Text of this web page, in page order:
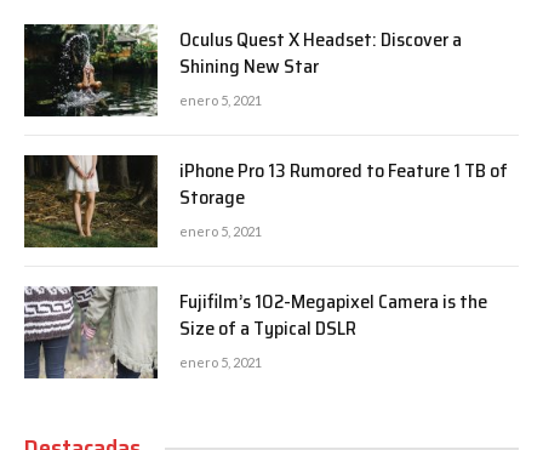
Oculus Quest X Headset: Discover a
Shining New Star
enero 5, 2021
iPhone Pro 13 Rumored to Feature 1 TB of
Storage
enero 5, 2021
Fujifilm’s 102-Megapixel Camera is the
Size of a Typical DSLR
enero 5, 2021